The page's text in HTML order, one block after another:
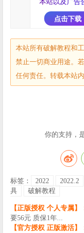
本站以 及 广告
点击下载
本站所有破解教程和
禁止一切商业用途。
任何责任。转载本站
你的支持，
标签： 2022 2022.2
具
破解教程
【正版授权 个人专属】
要56元 质保1年...
【官方授权 正版激活】